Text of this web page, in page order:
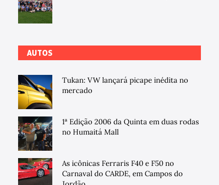
AUTOS
Tukan: VW lançará picape inédita no
mercado
1ª Edição 2006 da Quinta em duas rodas
no Humaitá Mall
As icônicas Ferraris F40 e F50 no
Carnaval do CARDE, em Campos do